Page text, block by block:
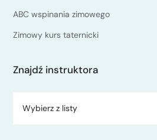
ABC wspinania zimowego
Zimowy kurs taternicki
Znajdź instruktora
Wybierz z listy